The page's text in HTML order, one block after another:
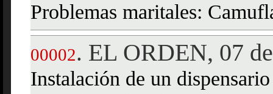
Problemas maritales:
00002. EL ORDEN, 07
Instalación de un